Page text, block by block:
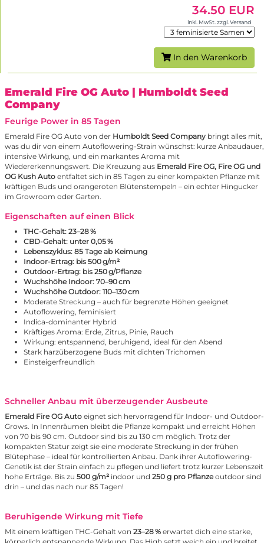
34.50 EUR
inkl. MwSt. zzgl. Versand
In den Warenkorb
Emerald Fire OG Auto | Humboldt Seed
Company
Feurige Power in 85 Tagen
Emerald Fire OG Auto von der Humboldt Seed Company bringt alles mit,
was du dir von einem Autoflowering-Strain wünschst: kurze Anbaudauer,
intensive Wirkung, und ein markantes Aroma mit
Wiedererkennungswert. Die Kreuzung aus Emerald Fire OG, Fire OG und
OG Kush Auto entfaltet sich in 85 Tagen zu einer kompakten Pflanze mit
kräftigen Buds und orangeroten Blütenstempeln – ein echter Hingucker
im Growroom oder Garten.
Eigenschaften auf einen Blick
THC-Gehalt: 23–28 %
CBD-Gehalt: unter 0,05 %
Lebenszyklus: 85 Tage ab Keimung
Indoor-Ertrag: bis 500 g/m²
Outdoor-Ertrag: bis 250 g/Pflanze
Wuchshöhe Indoor: 70–90 cm
Wuchshöhe Outdoor: 110–130 cm
Moderate Streckung – auch für begrenzte Höhen geeignet
Autoflowering, feminisiert
Indica-dominanter Hybrid
Kräftiges Aroma: Erde, Zitrus, Pinie, Rauch
Wirkung: entspannend, beruhigend, ideal für den Abend
Stark harzüberzogene Buds mit dichten Trichomen
Einsteigerfreundlich
Schneller Anbau mit überzeugender Ausbeute
Emerald Fire OG Auto eignet sich hervorragend für Indoor- und Outdoor-
Grows. In Innenräumen bleibt die Pflanze kompakt und erreicht Höhen
von 70 bis 90 cm. Outdoor sind bis zu 130 cm möglich. Trotz der
kompakten Statur zeigt sie eine moderate Streckung in der frühen
Blütephase – ideal für kontrollierten Anbau. Dank ihrer Autoflowering-
Genetik ist der Strain einfach zu pflegen und liefert trotz kurzer Lebenszeit
hohe Erträge. Bis zu 500 g/m² indoor und 250 g pro Pflanzeoutdoor sind
drin – und das nach nur 85 Tagen!
Beruhigende Wirkung mit Tiefe
Mit einem kräftigen THC-Gehalt von 23–28 % erwartet dich eine starke,